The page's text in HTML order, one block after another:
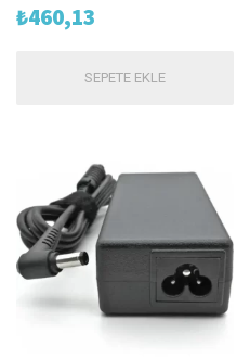
₺460,13
SEPETE EKLE